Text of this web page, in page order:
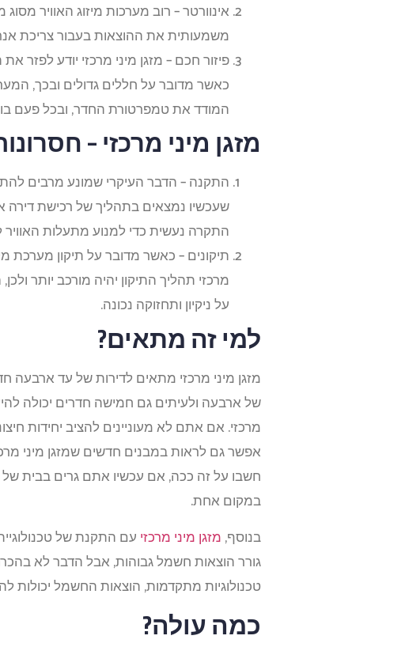
אינוורטר – רוב מערכות מיזוג האוויר
משמעותית את ההוצאות בעבור צריכת
פיזור חכם – מזגן מיני מרכזי יודע
כאשר מדובר על חללים גדולים ובכך,
המודד את טמפרטורת החדר, ובכל פעם בו
מזגן מיני מרכזי –
התקנה – הדבר העיקרי שמונע מרבים
שעכשיו נמצאים בתהליך של רכישת
התקרה נעשית כדי למנוע מתעלות האוויר
תיקונים – כאשר מדובר על תיקון מערכת
מרכזי תהליך התיקון יהיה מורכב יותר
על ניקיון ותחזוקה נכונה.
למי זה מתאים?
של ארבעה ולעיתים גם חמישה חדרים יכולה
מרכזי. אם אתם לא מעוניינים להציב יחידות
אפשר גם לראות במבנים חדשים שמזגן מיני
חשבו על זה ככה, אם עכשיו אתם גרים בבית
במקום אחת.
בנוסף, מזגן מיני מרכזי
גורר הוצאות חשמל גבוהות, אבל הדבר לא
טכנולוגיות מתקדמות, הוצאות החשמל יכולות
כמה עולה?